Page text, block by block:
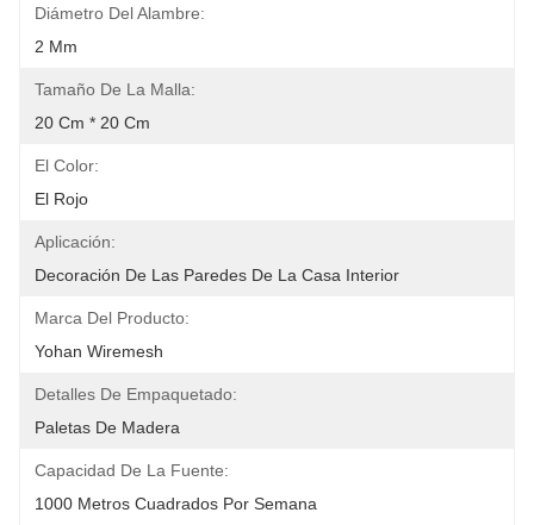
Diámetro Del Alambre:
2 Mm
Tamaño De La Malla:
20 Cm * 20 Cm
El Color:
El Rojo
Aplicación:
Decoración De Las Paredes De La Casa Interior
Marca Del Producto:
Yohan Wiremesh
Detalles De Empaquetado:
Paletas De Madera
Capacidad De La Fuente:
1000 Metros Cuadrados Por Semana